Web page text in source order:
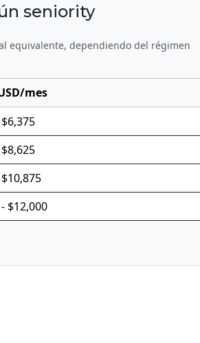
seniority
equivalente, dependiendo del régimen
mes
$12,000